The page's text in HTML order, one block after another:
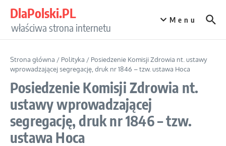
DlaPolski.PL
właściwa strona internetu
Menu
Strona główna / Polityka / Posiedzenie Komisji Zdrowia nt. ustawy
wprowadzającej segregację, druk nr 1846 – tzw. ustawa Hoca
Posiedzenie Komisji Zdrowia nt.
ustawy wprowadzającej
segregację, druk nr 1846 – tzw.
ustawa Hoca